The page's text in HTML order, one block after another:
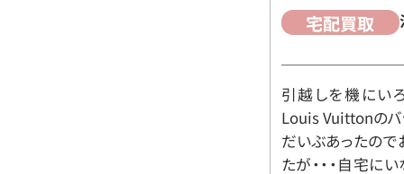
宅配買取
引越しを機にい
Louis Vuittonのバ
だいぶあったので
たが・・・自宅に